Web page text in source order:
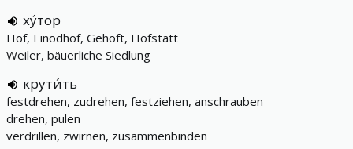
ху́тор
Hof, Einödhof, Gehöft, Hofstatt
Weiler, bäuerliche Siedlung
крути́ть
festdrehen, zudrehen, festziehen, anschrauben
drehen, pulen
verdrillen, zwirnen, zusammenbinden